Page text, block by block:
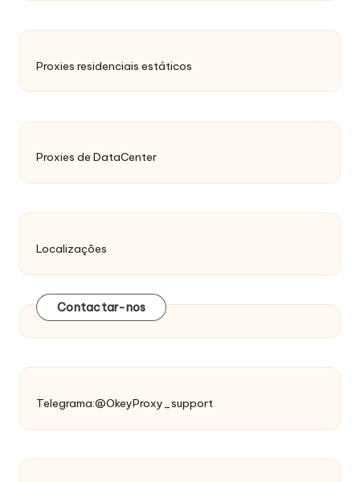
Proxies residenciais estáticos
Proxies de DataCenter
Localizações
Contactar-nos
Telegrama:@OkeyProxy_support